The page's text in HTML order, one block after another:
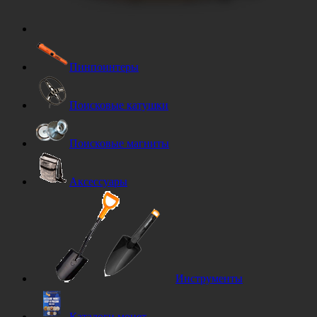
Пинпоинтеры
Поисковые катушки
Поисковые магниты
Аксессуары
Инструменты